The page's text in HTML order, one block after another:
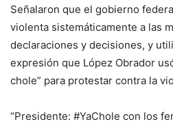
Señalaron que el gobierno
violenta sistemáticamente a las
declaraciones y decisiones, y
expresión que López Obrador
chole” para protestar contra la
“Presidente: #YaChole con los